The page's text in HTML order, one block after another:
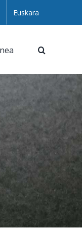
Euskara